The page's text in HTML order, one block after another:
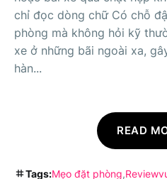
chỉ đọc dòng chữ Có chỗ
phòng mà không hỏi kỹ
xe ở những bãi ngoài xa,
hàn...
READ
Tags:Mẹo đặt phòng